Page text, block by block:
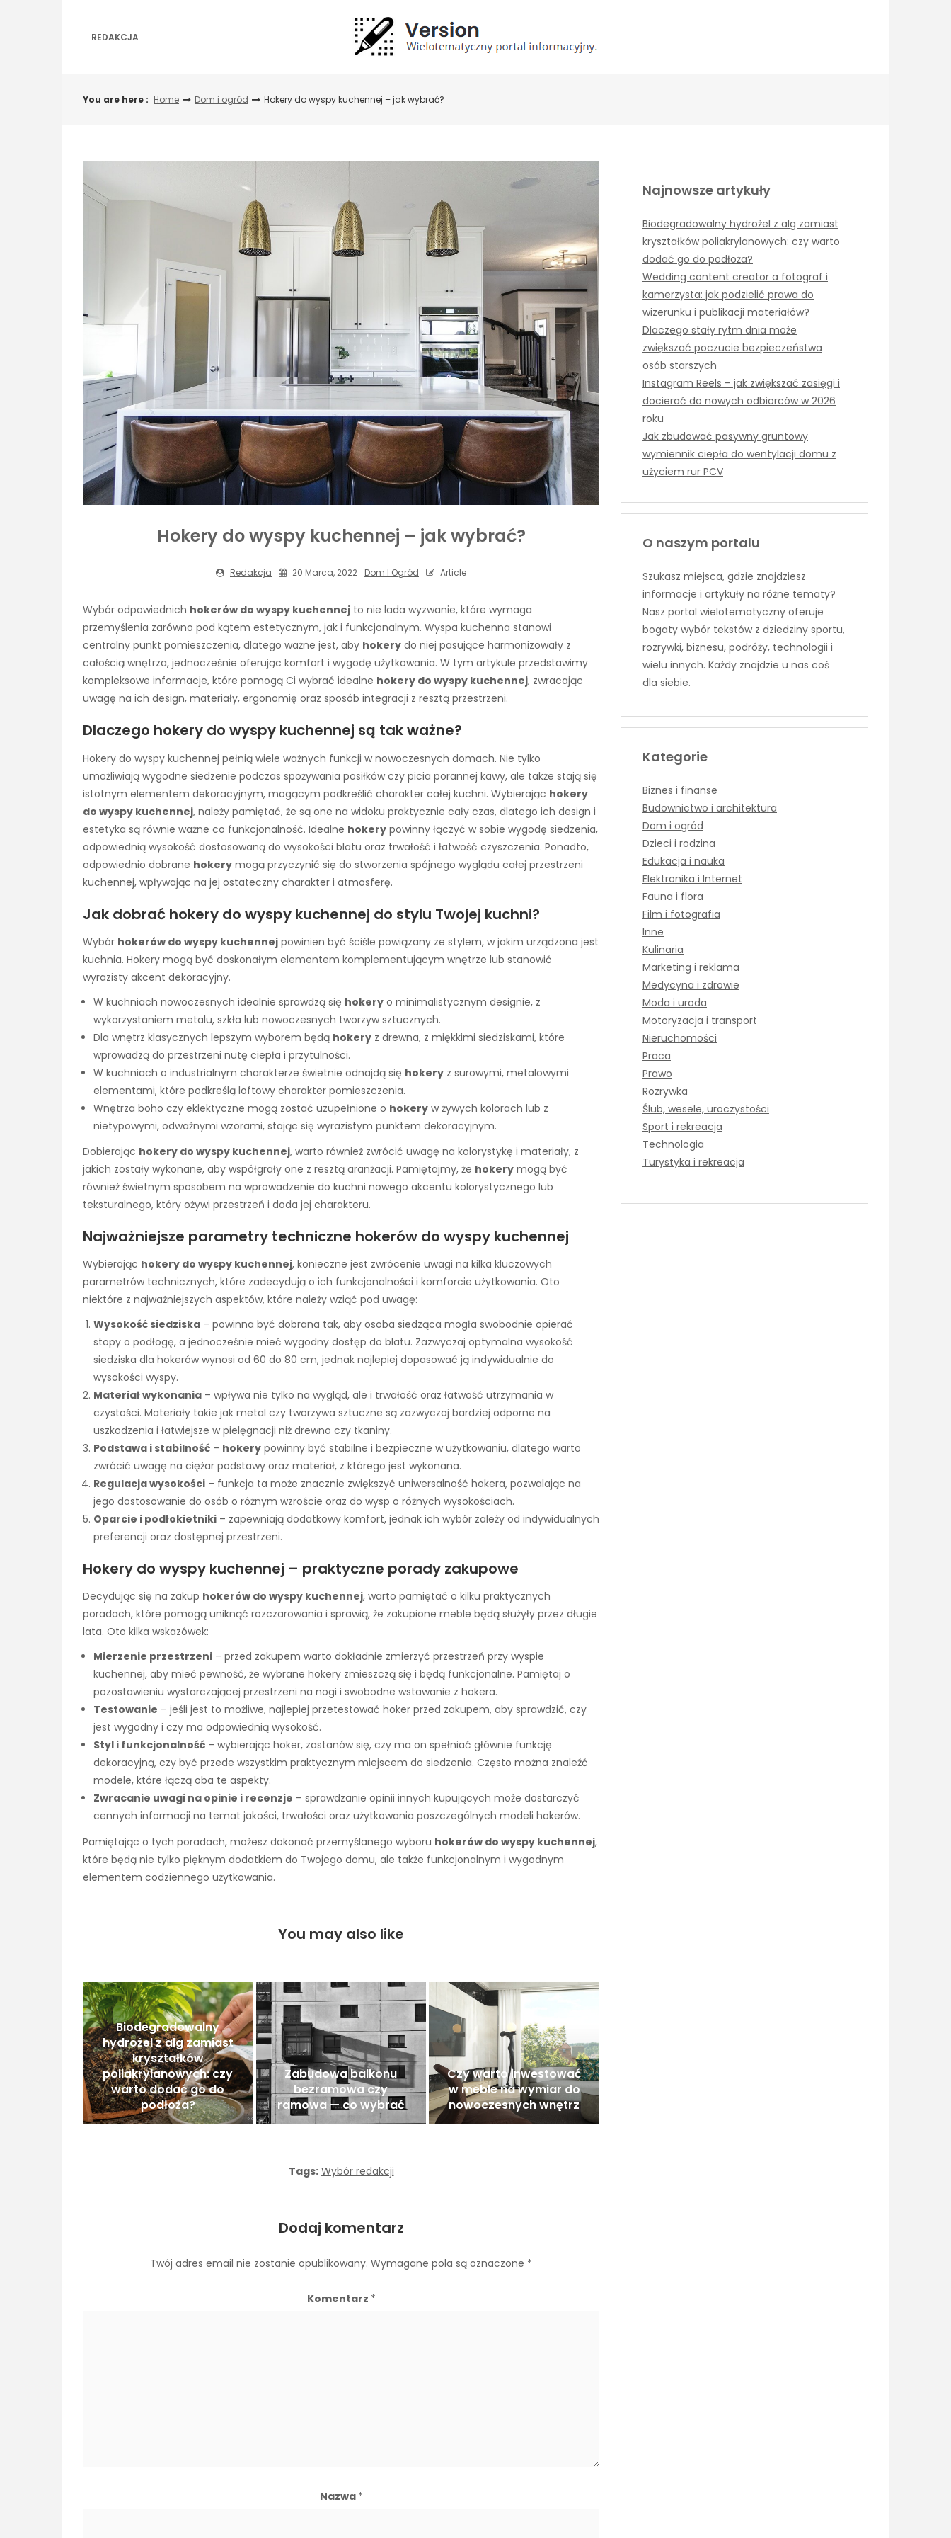
REDAKCJA
You are here : Home Dom i ogród Hokery do wyspy kuchennej – jak wybrać?
Hokery do wyspy kuchennej – jak wybrać?
Redakcja 20 Marca, 2022 Dom I Ogród Article
Wybór odpowiednich hokerów do wyspy kuchennej to nie lada wyzwanie, które wymaga
przemyślenia zarówno pod kątem estetycznym, jak i funkcjonalnym. Wyspa kuchenna stanowi
centralny punkt pomieszczenia, dlatego ważne jest, aby hokery do niej pasujące harmonizowały z
całością wnętrza, jednocześnie oferując komfort i wygodę użytkowania. W tym artykule przedstawimy
kompleksowe informacje, które pomogą Ci wybrać idealne hokery do wyspy kuchennej, zwracając
uwagę na ich design, materiały, ergonomię oraz sposób integracji z resztą przestrzeni.
Dlaczego hokery do wyspy kuchennej są tak ważne?
Hokery do wyspy kuchennej pełnią wiele ważnych funkcji w nowoczesnych domach. Nie tylko
umożliwiają wygodne siedzenie podczas spożywania posiłków czy picia porannej kawy, ale także stają się
istotnym elementem dekoracyjnym, mogącym podkreślić charakter całej kuchni. Wybierając hokery
do wyspy kuchennej, należy pamiętać, że są one na widoku praktycznie cały czas, dlatego ich design i
estetyka są równie ważne co funkcjonalność. Idealne hokery powinny łączyć w sobie wygodę siedzenia,
odpowiednią wysokość dostosowaną do wysokości blatu oraz trwałość i łatwość czyszczenia. Ponadto,
odpowiednio dobrane hokery mogą przyczynić się do stworzenia spójnego wyglądu całej przestrzeni
kuchennej, wpływając na jej ostateczny charakter i atmosferę.
Jak dobrać hokery do wyspy kuchennej do stylu Twojej kuchni?
Wybór hokerów do wyspy kuchennej powinien być ściśle powiązany ze stylem, w jakim urządzona jest
kuchnia. Hokery mogą być doskonałym elementem komplementującym wnętrze lub stanowić
wyrazisty akcent dekoracyjny.
W kuchniach nowoczesnych idealnie sprawdzą się hokery o minimalistycznym designie, z
wykorzystaniem metalu, szkła lub nowoczesnych tworzyw sztucznych.
Dla wnętrz klasycznych lepszym wyborem będą hokery z drewna, z miękkimi siedziskami, które
wprowadzą do przestrzeni nutę ciepła i przytulności.
W kuchniach o industrialnym charakterze świetnie odnajdą się hokery z surowymi, metalowymi
elementami, które podkreślą loftowy charakter pomieszczenia.
Wnętrza boho czy eklektyczne mogą zostać uzupełnione o hokery w żywych kolorach lub z
nietypowymi, odważnymi wzorami, stając się wyrazistym punktem dekoracyjnym.
Dobierając hokery do wyspy kuchennej, warto również zwrócić uwagę na kolorystykę i materiały, z
jakich zostały wykonane, aby współgrały one z resztą aranżacji. Pamiętajmy, że hokery mogą być
również świetnym sposobem na wprowadzenie do kuchni nowego akcentu kolorystycznego lub
teksturalnego, który ożywi przestrzeń i doda jej charakteru.
Najważniejsze parametry techniczne hokerów do wyspy kuchennej
Wybierając hokery do wyspy kuchennej, konieczne jest zwrócenie uwagi na kilka kluczowych
parametrów technicznych, które zadecydują o ich funkcjonalności i komforcie użytkowania. Oto
niektóre z najważniejszych aspektów, które należy wziąć pod uwagę:
Wysokość siedziska – powinna być dobrana tak, aby osoba siedząca mogła swobodnie opierać
stopy o podłogę, a jednocześnie mieć wygodny dostęp do blatu. Zazwyczaj optymalna wysokość
siedziska dla hokerów wynosi od 60 do 80 cm, jednak najlepiej dopasować ją indywidualnie do
wysokości wyspy.
Materiał wykonania – wpływa nie tylko na wygląd, ale i trwałość oraz łatwość utrzymania w
czystości. Materiały takie jak metal czy tworzywa sztuczne są zazwyczaj bardziej odporne na
uszkodzenia i łatwiejsze w pielęgnacji niż drewno czy tkaniny.
Podstawa i stabilność – hokery powinny być stabilne i bezpieczne w użytkowaniu, dlatego warto
zwrócić uwagę na ciężar podstawy oraz materiał, z którego jest wykonana.
Regulacja wysokości – funkcja ta może znacznie zwiększyć uniwersalność hokera, pozwalając na
jego dostosowanie do osób o różnym wzroście oraz do wysp o różnych wysokościach.
Oparcie i podłokietniki – zapewniają dodatkowy komfort, jednak ich wybór zależy od indywidualnych
preferencji oraz dostępnej przestrzeni.
Hokery do wyspy kuchennej – praktyczne porady zakupowe
Decydując się na zakup hokerów do wyspy kuchennej, warto pamiętać o kilku praktycznych
poradach, które pomogą uniknąć rozczarowania i sprawią, że zakupione meble będą służyły przez długie
lata. Oto kilka wskazówek:
Mierzenie przestrzeni – przed zakupem warto dokładnie zmierzyć przestrzeń przy wyspie
kuchennej, aby mieć pewność, że wybrane hokery zmieszczą się i będą funkcjonalne. Pamiętaj o
pozostawieniu wystarczającej przestrzeni na nogi i swobodne wstawanie z hokera.
Testowanie – jeśli jest to możliwe, najlepiej przetestować hoker przed zakupem, aby sprawdzić, czy
jest wygodny i czy ma odpowiednią wysokość.
Styl i funkcjonalność – wybierając hoker, zastanów się, czy ma on spełniać głównie funkcję
dekoracyjną, czy być przede wszystkim praktycznym miejscem do siedzenia. Często można znaleźć
modele, które łączą oba te aspekty.
Zwracanie uwagi na opinie i recenzje – sprawdzanie opinii innych kupujących może dostarczyć
cennych informacji na temat jakości, trwałości oraz użytkowania poszczególnych modeli hokerów.
Pamiętając o tych poradach, możesz dokonać przemyślanego wyboru hokerów do wyspy kuchennej,
które będą nie tylko pięknym dodatkiem do Twojego domu, ale także funkcjonalnym i wygodnym
elementem codziennego użytkowania.
You may also like
Biodegradowalny
hydrożel z alg zamiast
kryształków
poliakrylanowych: czy
warto dodać go do
podłoża?
Zabudowa balkonu
bezramowa czy
ramowa — co wybrać
Czy warto inwestować
w meble na wymiar do
nowoczesnych wnętrz
Tags: Wybór redakcji
Dodaj komentarz
Twój adres email nie zostanie opublikowany. Wymagane pola są oznaczone *
Komentarz *
Nazwa *
Najnowsze artykuły
Biodegradowalny hydrożel z alg zamiast
kryształków poliakrylanowych: czy warto
dodać go do podłoża?
Wedding content creator a fotograf i
kamerzysta: jak podzielić prawa do
wizerunku i publikacji materiałów?
Dlaczego stały rytm dnia może
zwiększać poczucie bezpieczeństwa
osób starszych
Instagram Reels – jak zwiększać zasięgi i
docierać do nowych odbiorców w 2026
roku
Jak zbudować pasywny gruntowy
wymiennik ciepła do wentylacji domu z
użyciem rur PCV
O naszym portalu
Szukasz miejsca, gdzie znajdziesz
informacje i artykuły na różne tematy?
Nasz portal wielotematyczny oferuje
bogaty wybór tekstów z dziedziny sportu,
rozrywki, biznesu, podróży, technologii i
wielu innych. Każdy znajdzie u nas coś
dla siebie.
Kategorie
Biznes i finanse
Budownictwo i architektura
Dom i ogród
Dzieci i rodzina
Edukacja i nauka
Elektronika i Internet
Fauna i flora
Film i fotografia
Inne
Kulinaria
Marketing i reklama
Medycyna i zdrowie
Moda i uroda
Motoryzacja i transport
Nieruchomości
Praca
Prawo
Rozrywka
Ślub, wesele, uroczystości
Sport i rekreacja
Technologia
Turystyka i rekreacja